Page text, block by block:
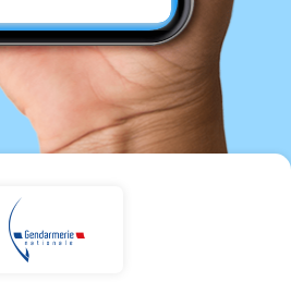
ces situations ne
et ainsi limiter
la
d’une infraction
d’une plainte.